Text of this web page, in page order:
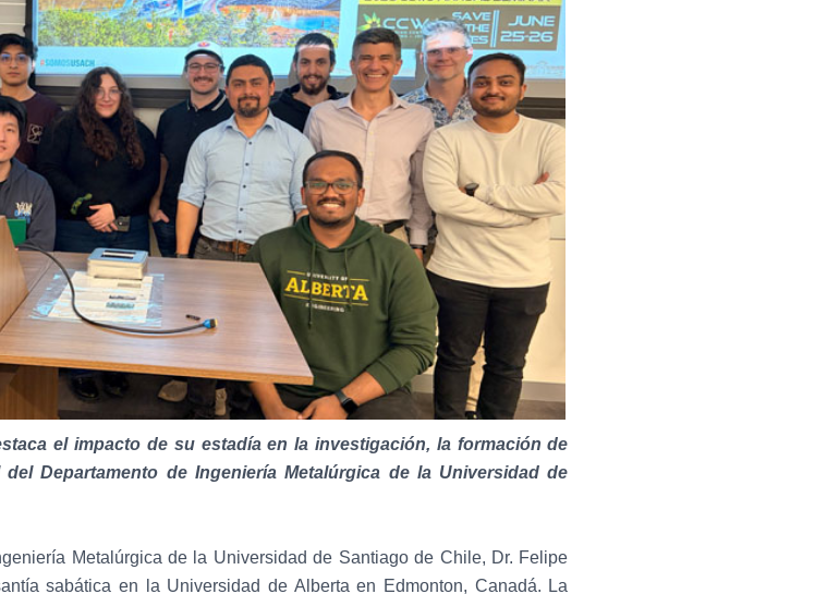
el impacto de su estadía en la investigación, la formación de
Departamento de Ingeniería Metalúrgica de la Universidad de
Metalúrgica de la Universidad de Santiago de Chile, Dr. Felipe
sabática en la Universidad de Alberta en Edmonton, Canadá. La